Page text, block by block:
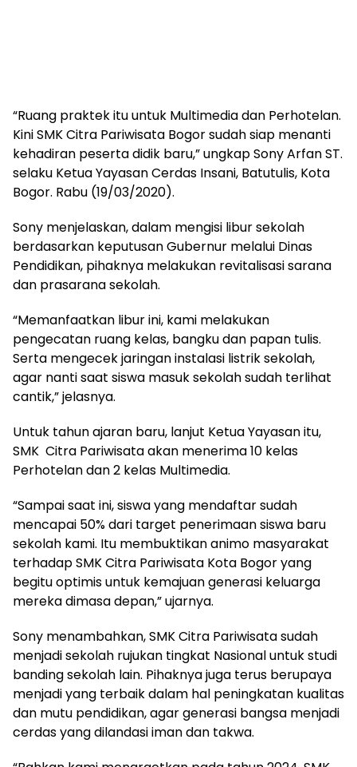
“Ruang praktek itu untuk Multimedia dan Perhotelan.
Kini SMK Citra Pariwisata Bogor sudah siap menanti
kehadiran peserta didik baru,” ungkap Sony Arfan ST.
selaku Ketua Yayasan Cerdas Insani, Batutulis, Kota
Bogor. Rabu (19/03/2020).
Sony menjelaskan, dalam mengisi libur sekolah
berdasarkan keputusan Gubernur melalui Dinas
Pendidikan, pihaknya melakukan revitalisasi sarana
dan prasarana sekolah.
“Memanfaatkan libur ini, kami melakukan
pengecatan ruang kelas, bangku dan papan tulis.
Serta mengecek jaringan instalasi listrik sekolah,
agar nanti saat siswa masuk sekolah sudah terlihat
cantik,” jelasnya.
Untuk tahun ajaran baru, lanjut Ketua Yayasan itu,
SMK Citra Pariwisata akan menerima 10 kelas
Perhotelan dan 2 kelas Multimedia.
“Sampai saat ini, siswa yang mendaftar sudah
mencapai 50% dari target penerimaan siswa baru
sekolah kami. Itu membuktikan animo masyarakat
terhadap SMK Citra Pariwisata Kota Bogor yang
begitu optimis untuk kemajuan generasi keluarga
mereka dimasa depan,” ujarnya.
Sony menambahkan, SMK Citra Pariwisata sudah
menjadi sekolah rujukan tingkat Nasional untuk studi
banding sekolah lain. Pihaknya juga terus berupaya
menjadi yang terbaik dalam hal peningkatan kualitas
dan mutu pendidikan, agar generasi bangsa menjadi
cerdas yang dilandasi iman dan takwa.